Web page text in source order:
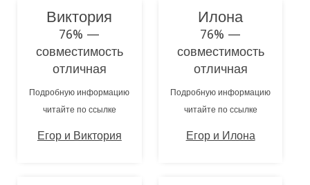
Виктория
76% —
совместимость
отличная
Подробную информацию
читайте по ссылке
Егор и Виктория
Илона
76% —
совместимость
отличная
Подробную информацию
читайте по ссылке
Егор и Илона